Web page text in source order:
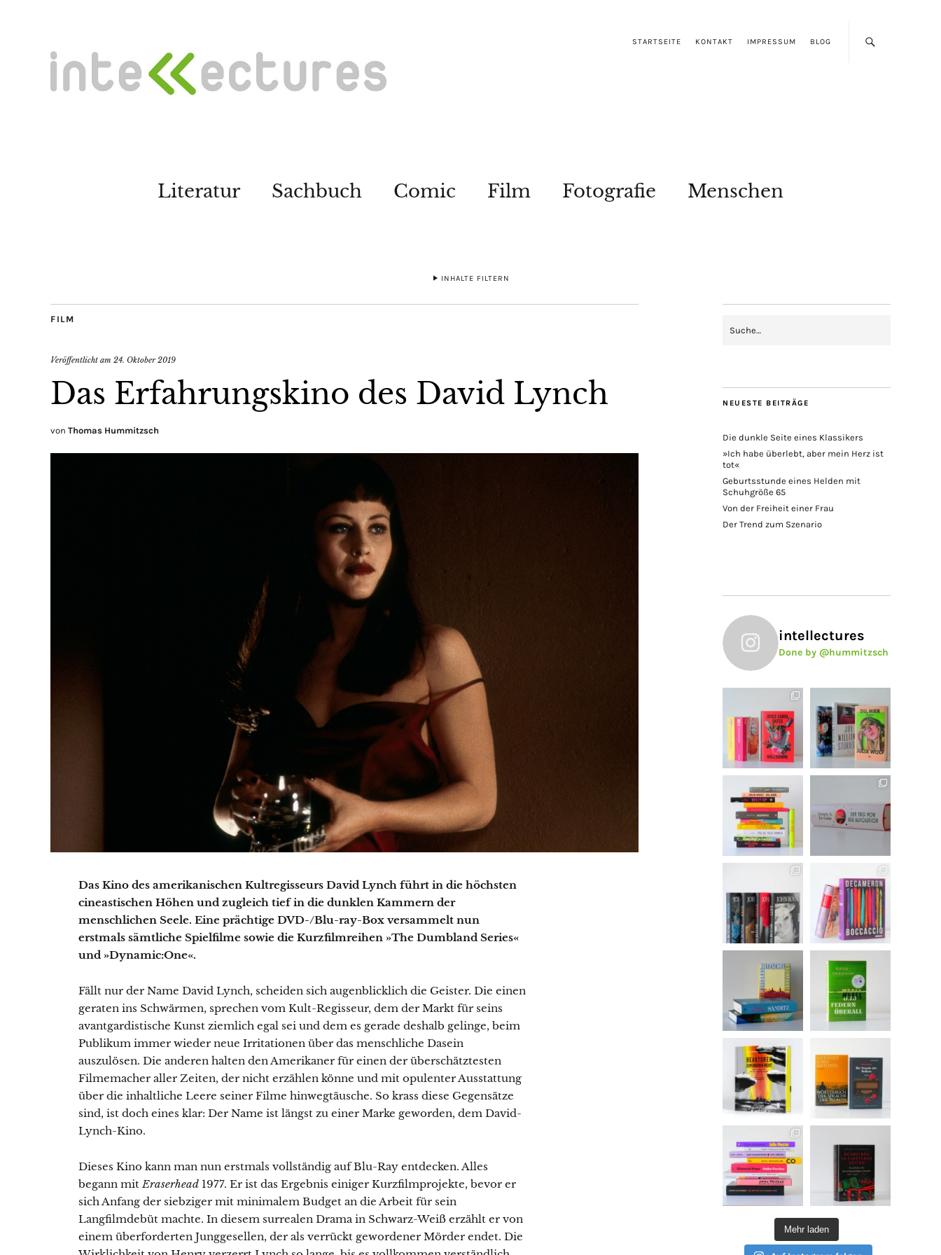
STARTSEITE KONTAKT IMPRESSUM BLOG
Literatur Sachbuch Comic Film Fotografie Menschen
INHALTE FILTERN
FILM
Veröffentlicht am 24. Oktober 2019
Das Erfahrungskino des David Lynch
von Thomas Hummitzsch
Das Kino des amerikanischen Kultregisseurs David Lynch führt in die höchsten
cineastischen Höhen und zugleich tief in die dunklen Kammern der
menschlichen Seele. Eine prächtige DVD-/Blu-ray-Box versammelt nun
erstmals sämtliche Spielfilme sowie die Kurzfilmreihen »The Dumbland Series«
und »Dynamic:One«.
Fällt nur der Name David Lynch, scheiden sich augenblicklich die Geister. Die einen
geraten ins Schwärmen, sprechen vom Kult-Regisseur, dem der Markt für seins
avantgardistische Kunst ziemlich egal sei und dem es gerade deshalb gelinge, beim
Publikum immer wieder neue Irritationen über das menschliche Dasein
auszulösen. Die anderen halten den Amerikaner für einen der überschätztesten
Filmemacher aller Zeiten, der nicht erzählen könne und mit opulenter Ausstattung
über die inhaltliche Leere seiner Filme hinwegtäusche. So krass diese Gegensätze
sind, ist doch eines klar: Der Name ist längst zu einer Marke geworden, dem David-
Lynch-Kino.
Dieses Kino kann man nun erstmals vollständig auf Blu-Ray entdecken. Alles
begann mitEraserhead 1977. Er ist das Ergebnis einiger Kurzfilmprojekte, bevor er
sich Anfang der siebziger mit minimalem Budget an die Arbeit für sein
Langfilmdebüt machte. In diesem surrealen Drama in Schwarz-Weiß erzählt er von
einem überforderten Junggesellen, der als verrückt gewordener Mörder endet. Die
NEUESTE BEITRÄGE
Die dunkle Seite eines Klassikers
»Ich habe überlebt, aber mein Herz ist
tot«
Geburtsstunde eines Helden mit
Schuhgröße 65
Von der Freiheit einer Frau
Der Trend zum Szenario
intellectures
Done by @hummitzsch
Mehr laden